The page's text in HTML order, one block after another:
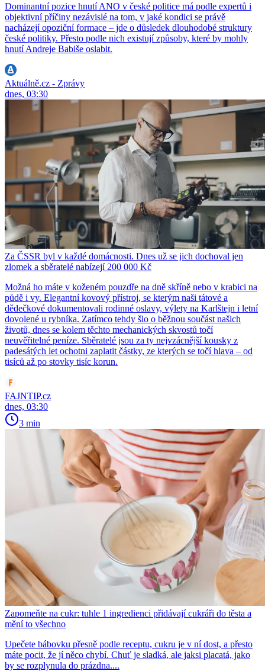
Dominantní pozice hnutí ANO v české politice má podle expertů i
objektivní příčiny nezávislé na tom, v jaké kondici se právě
nacházejí opoziční formace – jde o důsledek dlouhodobé struktury
české politiky. Přesto podle nich existují způsoby, které by mohly
hnutí Andreje Babiše oslabit.
Aktuálně.cz - Zprávy
dnes, 03:30
Za ČSSR byl v každé domácnosti. Dnes už se jich dochoval jen
zlomek a sběratelé nabízejí 200 000 Kč
Možná ho máte v koženém pouzdře na dně skříně nebo v krabici na
půdě i vy. Elegantní kovový přístroj, se kterým naši tátové a
dědečkové dokumentovali rodinné oslavy, výlety na Karlštejn i letní
dovolené u rybníka. Zatímco tehdy šlo o běžnou součást našich
životů, dnes se kolem těchto mechanických skvostů točí
neuvěřitelné peníze. Sběratelé jsou za ty nejvzácnější kousky z
padesátých let ochotni zaplatit částky, ze kterých se točí hlava – od
tisíců až po stovky tisíc korun.
FAJNTIP.cz
dnes, 03:30
3 min
Zapomeňte na cukr: tuhle 1 ingredienci přidávají cukráři do těsta a
mění to všechno
Upečete bábovku přesně podle receptu, cukru je v ní dost, a přesto
máte pocit, že jí něco chybí. Chuť je sladká, ale jaksi placatá, jako
by se rozplynula do prázdna....